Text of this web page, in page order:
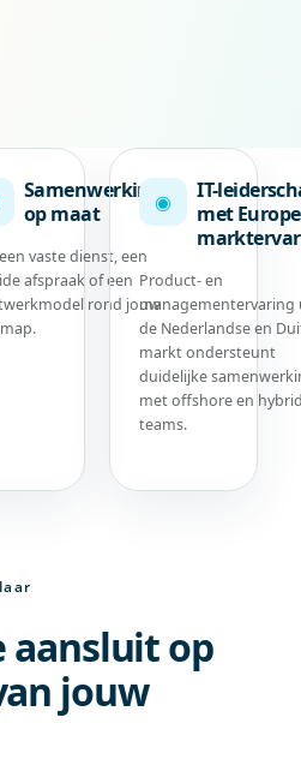
Samenwerking
op maat
vaste dienst, een
afspraak of een
rond jouw
◉
IT-
met
Product- en
managementervaring
de Nederlandse en
markt ondersteunt
duidelijke
met offshore en
teams.
aansluit op
jouw